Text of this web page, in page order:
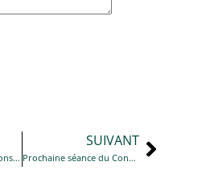
Prochaine séance du conseil municipal
SUIVANT
Prochaine séance du Conseil Municipal